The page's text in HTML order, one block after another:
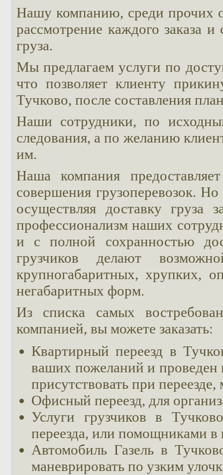
Нашу компанию, среди прочих
рассмотрение каждого заказа
груза.
Мы предлагаем услуги по
что позволяет клиенту
Тучково, после составления
Наши сотрудники, по
следования, а по желанию
им.
Наша компания
совершения грузоперевозок.
осуществляя доставку
профессионализм наших
и с полной сохранностью
грузчиков делают
крупногабаритных, хрупких,
негабаритных форм.
Из списка самых
компанией, вы можете заказать:
Квартирный переезд в
ваших пожеланий и проведен
присутствовать при
Офисный переезд, для
Услуги грузчиков в
переезда, или помощниками в
Автомобиль Газель в
маневрировать по узким